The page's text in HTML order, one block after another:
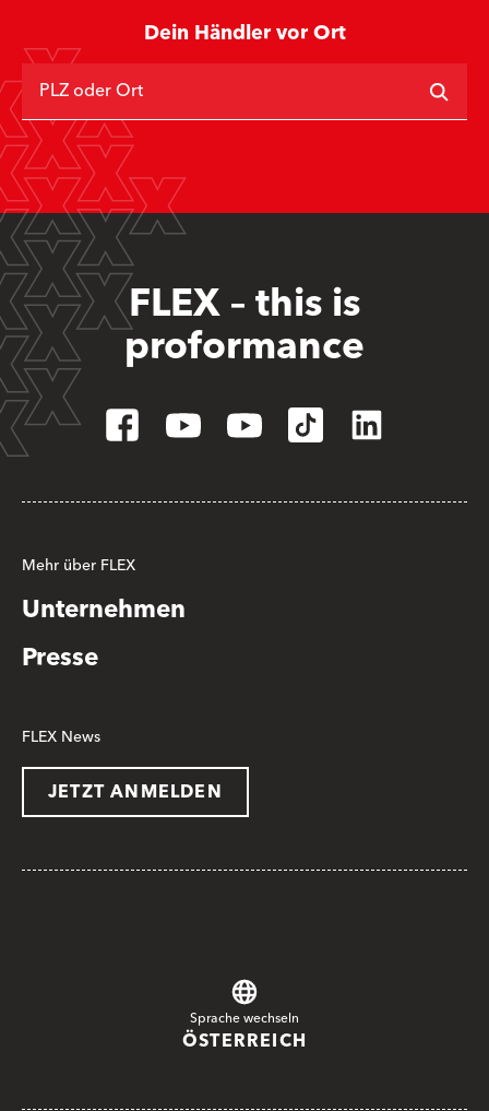
Dein Händler vor Ort
PLZ oder Ort
FLEX – this is
proformance
Mehr über FLEX
Unternehmen
Presse
FLEX News
JETZT ANMELDEN
Sprache wechseln
ÖSTERREICH